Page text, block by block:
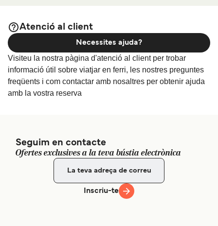
Atenció al client
Visiteu la nostra pàgina d'atenció al client per trobar
informació útil sobre viatjar en ferri, les nostres preguntes
freqüents i com contactar amb nosaltres per obtenir ajuda
amb la vostra reserva
Necessites ajuda?
Seguim en contacte
Ofertes exclusives a la teva bústia electrònica
Inscriu-te